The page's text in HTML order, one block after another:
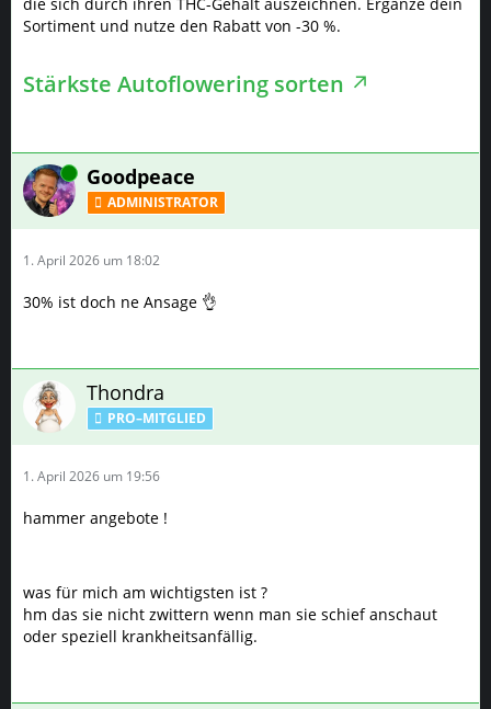
die sich durch ihren THC-Gehalt auszeichnen. Ergänze dein
Sortiment und nutze den Rabatt von -30 %.
Stärkste Autoflowering sorten
Online Goodpeace
ADMINISTRATOR
1. April 2026 um 18:02
30% ist doch ne Ansage 👌
Thondra
PRO–MITGLIED
1. April 2026 um 19:56
hammer angebote !
was für mich am wichtigsten ist ?
hm das sie nicht zwittern wenn man sie schief anschaut
oder speziell krankheitsanfällig.